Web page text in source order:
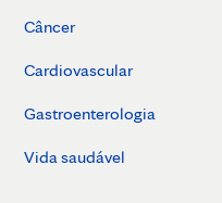
Câncer
Cardiovascular
Gastroenterologia
Vida saudável